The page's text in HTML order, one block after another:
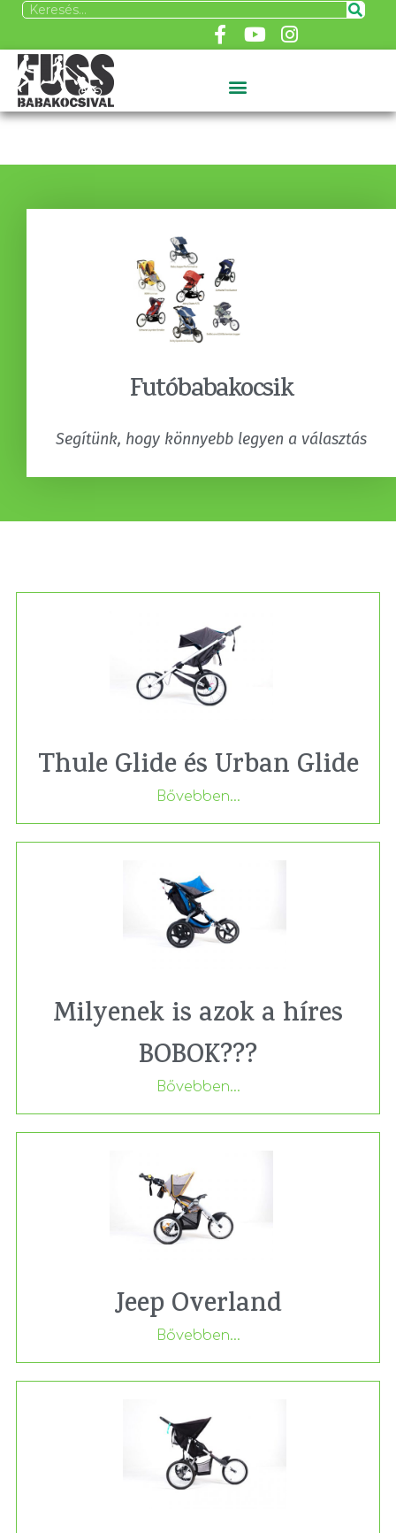
Futóbabakocsik
Segítünk, hogy könnyebb legyen a választás
Thule Glide és Urban Glide
Bővebben...
Milyenek is azok a híres
BOBOK???
Bővebben...
Jeep Overland
Bővebben...